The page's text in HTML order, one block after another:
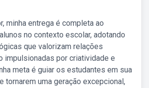
minha entrega é completa ao
no contexto escolar, adotando
que valorizam relações
impulsionadas por criatividade e
meta é guiar os estudantes em sua
tornarem uma geração excepcional,